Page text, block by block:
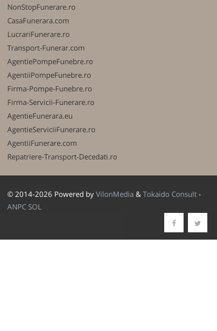
NonStopFunerare.ro
CasaFunerara.com
LucrariFunerare.ro
Transport-Funerar.com
AgentiePompeFunebre.ro
AgentiiPompeFunebre.ro
Firma-Pompe-Funebre.ro
Firma-Servicii-Funerare.ro
AgentieFunerara.eu
AgentieServiciiFunerare.ro
AgentiiFunerare.com
Repatriere-Transport-Decedati.ro
© 2014-2026 Powered by VilonMedia & Tokaido Consult -
ANPC SOL